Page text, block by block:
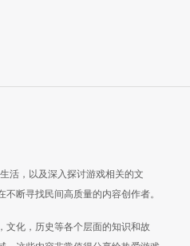
活，以及深入探讨游戏相关的文
断寻找民间高质量的内容创作者。
文化，历史等各个层面的知识和故